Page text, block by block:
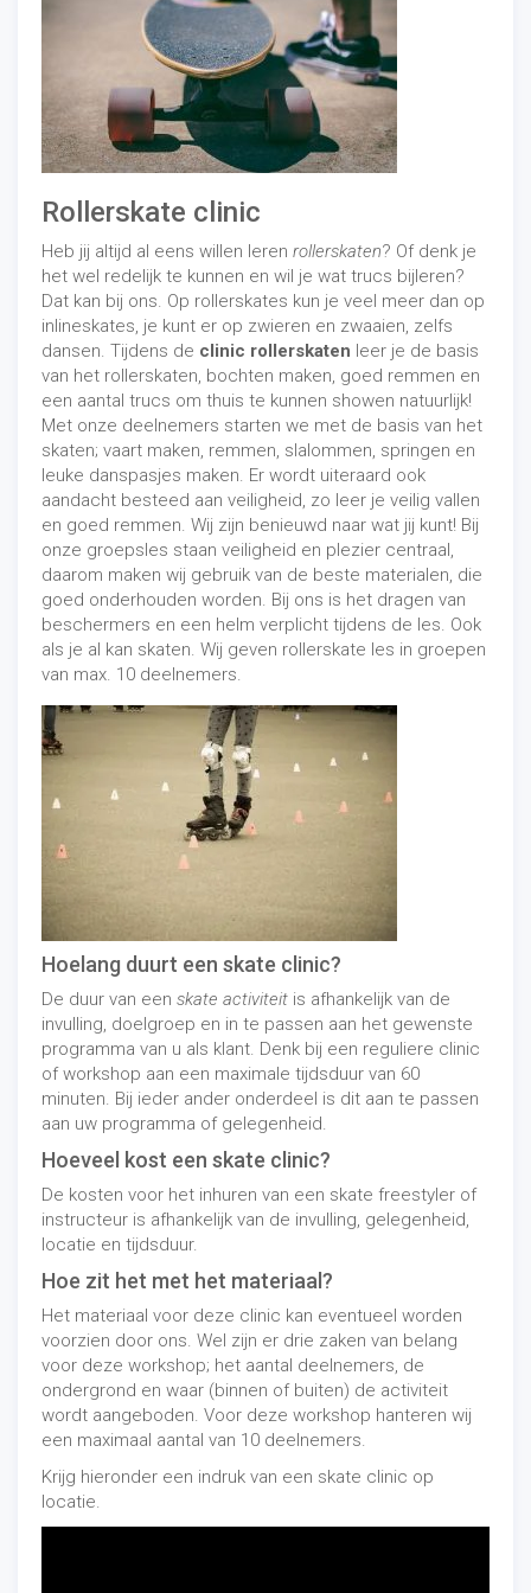
Rollerskate clinic
Heb jij altijd al eens willen leren rollerskaten? Of denk je
het wel redelijk te kunnen en wil je wat trucs bijleren?
Dat kan bij ons. Op rollerskates kun je veel meer dan op
inlineskates, je kunt er op zwieren en zwaaien, zelfs
dansen. Tijdens de clinic rollerskaten leer je de basis
van het rollerskaten, bochten maken, goed remmen en
een aantal trucs om thuis te kunnen showen natuurlijk!
Met onze deelnemers starten we met de basis van het
skaten; vaart maken, remmen, slalommen, springen en
leuke danspasjes maken. Er wordt uiteraard ook
aandacht besteed aan veiligheid, zo leer je veilig vallen
en goed remmen. Wij zijn benieuwd naar wat jij kunt! Bij
onze groepsles staan veiligheid en plezier centraal,
daarom maken wij gebruik van de beste materialen, die
goed onderhouden worden. Bij ons is het dragen van
beschermers en een helm verplicht tijdens de les. Ook
als je al kan skaten. Wij geven rollerskate les in groepen
van max. 10 deelnemers.
Hoelang duurt een skate clinic?
De duur van een skate activiteit is afhankelijk van de
invulling, doelgroep en in te passen aan het gewenste
programma van u als klant. Denk bij een reguliere clinic
of workshop aan een maximale tijdsduur van 60
minuten. Bij ieder ander onderdeel is dit aan te passen
aan uw programma of gelegenheid.
Hoeveel kost een skate clinic?
De kosten voor het inhuren van een skate freestyler of
instructeur is afhankelijk van de invulling, gelegenheid,
locatie en tijdsduur.
Hoe zit het met het materiaal?
Het materiaal voor deze clinic kan eventueel worden
voorzien door ons. Wel zijn er drie zaken van belang
voor deze workshop; het aantal deelnemers, de
ondergrond en waar (binnen of buiten) de activiteit
wordt aangeboden. Voor deze workshop hanteren wij
een maximaal aantal van 10 deelnemers.
Krijg hieronder een indruk van een skate clinic op
locatie.